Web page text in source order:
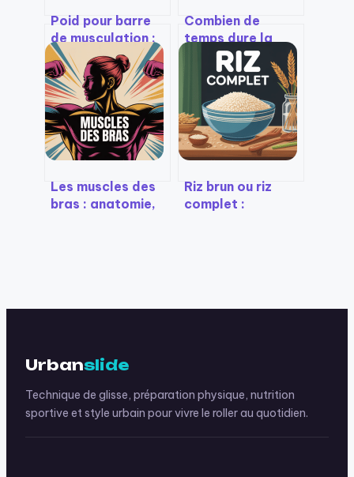
Poid pour barre
de musculation :
bien choisir ses
charges pour
progresser sans
risque
Combien de
temps dure la
douleur après
opération épaule :
ce qu’il faut
vraiment savoir
Les muscles des
bras : anatomie,
Riz brun ou riz
complet :
Urbanslide
Technique de glisse, préparation physique, nutrition
sportive et style urbain pour vivre le roller au quotidien.